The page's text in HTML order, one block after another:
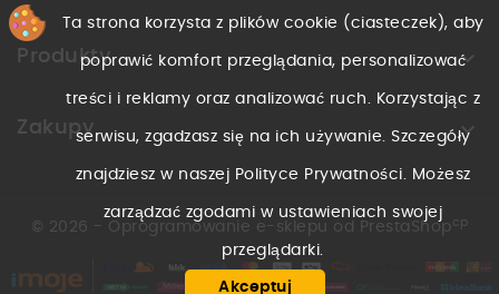
Produkty 
Zakupy 
Ta strona korzysta z plików cookie (ciasteczek), aby
poprawić komfort przeglądania, personalizować
treści i reklamy oraz analizować ruch. Korzystając z
serwisu, zgadzasz się na ich używanie. Szczegóły
znajdziesz w naszej Polityce Prywatności. Możesz
zarządzać zgodami w ustawieniach swojej
przeglądarki.
Akceptuj
© 2026 - Oprogramowanie e-sklepu od PrestaShop cp